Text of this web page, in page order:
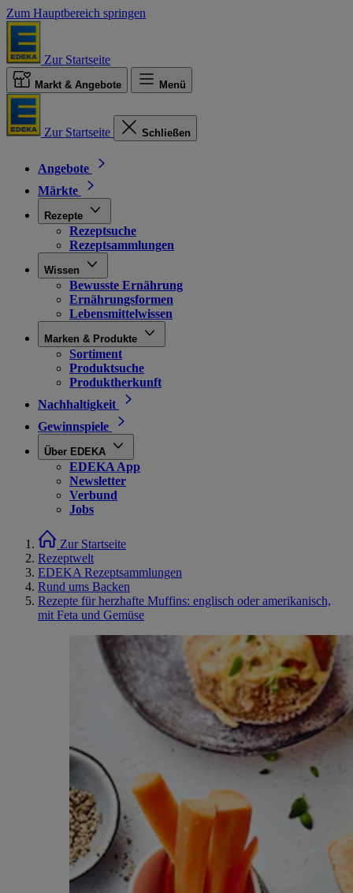
Zum Hauptbereich springen
Zur Startseite
Markt & Angebote Menü
Zur Startseite Schließen
Angebote
Märkte
Rezepte
Rezeptsuche
Rezeptsammlungen
Wissen
Bewusste Ernährung
Ernährungsformen
Lebensmittelwissen
Marken & Produkte
Sortiment
Produktsuche
Produktherkunft
Nachhaltigkeit
Gewinnspiele
Über EDEKA
EDEKA App
Newsletter
Verbund
Jobs
Zur Startseite
Rezeptwelt
EDEKA Rezeptsammlungen
Rund ums Backen
Rezepte für herzhafte Muffins: englisch oder amerikanisch,
mit Feta und Gemüse